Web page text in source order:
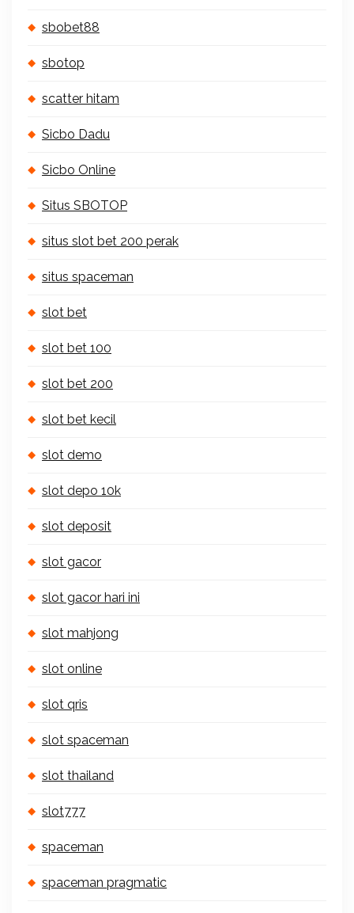
sbobet88
sbotop
scatter hitam
Sicbo Dadu
Sicbo Online
Situs SBOTOP
situs slot bet 200 perak
situs spaceman
slot bet
slot bet 100
slot bet 200
slot bet kecil
slot demo
slot depo 10k
slot deposit
slot gacor
slot gacor hari ini
slot mahjong
slot online
slot qris
slot spaceman
slot thailand
slot777
spaceman
spaceman pragmatic